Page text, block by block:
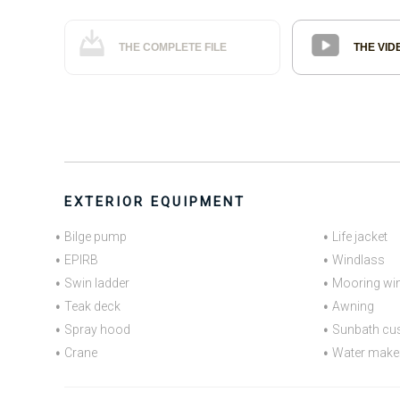
THE COMPLETE FILE THE
EXTERIOR EQUIPMENT
Bilge pump Life jacket
EPIRB
Windlass
Swin ladder
Mooring
Teak deck
Awning
Spray hood
Sunbath
Crane
Water